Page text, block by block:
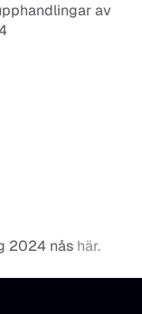
av
2024 nås här.